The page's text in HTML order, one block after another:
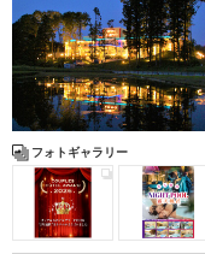
フォトギャラリー